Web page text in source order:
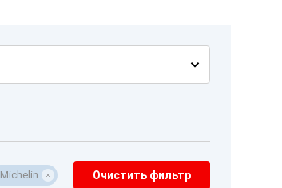
Michelin Очистить фильтр